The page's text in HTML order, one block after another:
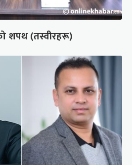
शपथ (तस्वीरहरू)